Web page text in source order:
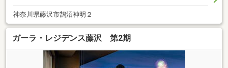
神奈川県藤沢市鵠沼神明２
ガーラ・レジデンス藤沢 第2期